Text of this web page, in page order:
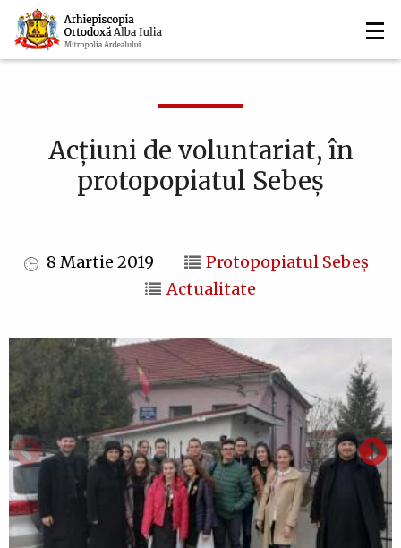
Mergi
la
conţinutul
Navigare
principală
Acțiuni de voluntariat, în
protopopiatul Sebeș
8 Martie 2019
Protopopiatul Sebeş
Actualitate